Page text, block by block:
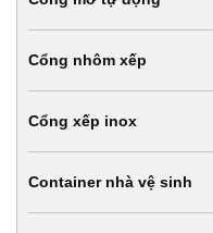
Cổng nhôm xếp
Cổng xếp inox
Container nhà vệ sinh